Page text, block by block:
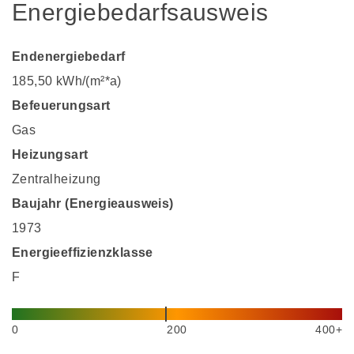
Energiebedarfsausweis
Endenergiebedarf
185,50 kWh/(m²*a)
Befeuerungsart
Gas
Heizungsart
Zentralheizung
Baujahr (Energieausweis)
1973
Energieeffizienzklasse
F
0 200 400+